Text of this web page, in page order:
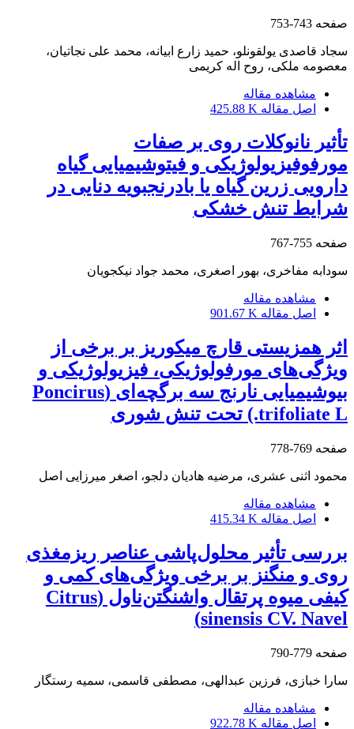
صفحه 743-753
سجاد قاصدی یولقونلو، حمید زارع ابیانه، محمد علی نجاتیان،
معصومه ملکی، روح اله کریمی
مشاهده مقاله
اصل مقاله 425.88 K
تأثیر نانوکلات روی بر صفات
مورفوفیزیولوژیکی و فیتوشیمیایی گیاه
دارویی زرین گیاه یا بادرنجبویه دنایی در
شرایط تنش خشکی
صفحه 755-767
سودابه مفاخری، بهور اصغری، محمد جواد نیکجویان
مشاهده مقاله
اصل مقاله 901.67 K
اثر همزیستی قارچ میکوریز بر برخی از
ویژگی‌های مورفولوژیکی، فیزیولوژیکی و
بیوشیمیایی نارنج سه برگچه‌ای (Poncirus
trifoliate L.) تحت تنش شوری
صفحه 769-778
محمود اثنی عشری، مرضیه هادیان دلجو، اصغر میرزایی اصل
مشاهده مقاله
اصل مقاله 415.34 K
بررسی تأثیر محلو‌ل‌پاشی عناصر ریزمغذی
روی و منگنز بر برخی ویژگی‌های کمی و
کیفی میوه پرتقال واشنگتن‌ناول (Citrus
sinensis CV. Navel)
صفحه 779-790
سارا خبازی، فرزین عبدالهی، مصطفی قاسمی، سمیه رستگار
مشاهده مقاله
اصل مقاله 922.78 K